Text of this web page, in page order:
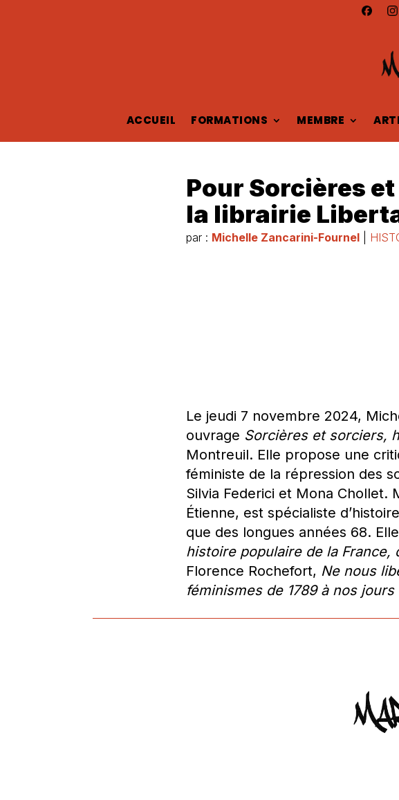
ACCUEIL FORMATIONS MEMBRE
Pour Sorcières
la librairie
par : Michelle Zancarini-Fournel|
Le jeudi 7 novembre 2024,
ouvrage Sorcières et sorciers,
Montreuil. Elle propose une
féministe de la répression des
Silvia Federici et Mona Chollet.
Étienne, est spécialiste
que des longues années 68.
histoire populaire de la France,
Florence Rochefort, Ne nous
féminismes de 1789 à nos jours